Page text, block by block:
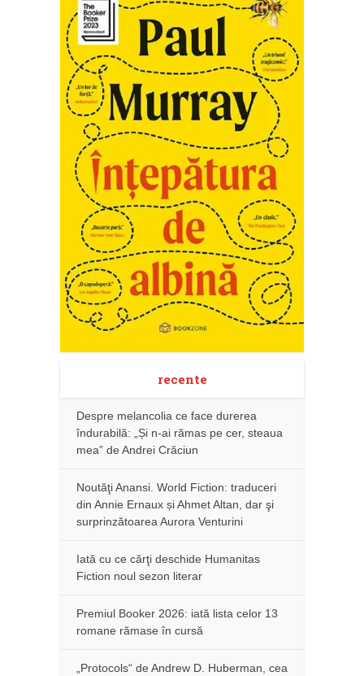
recente
Despre melancolia ce face durerea
îndurabilă: „Și n-ai rămas pe cer, steaua
mea” de Andrei Crăciun
Noutăţi Anansi. World Fiction: traduceri
din Annie Ernaux și Ahmet Altan, dar şi
surprinzătoarea Aurora Venturini
Iată cu ce cărţi deschide Humanitas
Fiction noul sezon literar
Premiul Booker 2026: iată lista celor 13
romane rămase în cursă
„Protocols“ de Andrew D. Huberman, cea